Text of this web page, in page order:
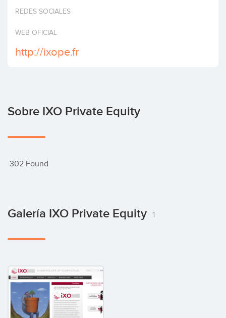
Invertir
REDES SOCIALES
WEB OFICIAL
http://ixope.fr
Sobre IXO Private Equity
302 Found
Galería IXO Private Equity 1